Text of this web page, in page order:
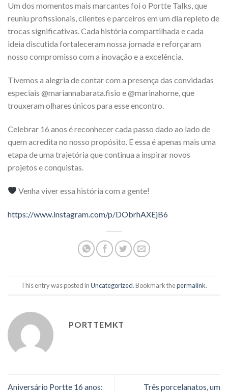
Um dos momentos mais marcantes foi o Portte Talks, que
reuniu profissionais, clientes e parceiros em um dia repleto de
trocas significativas. Cada história compartilhada e cada
ideia discutida fortaleceram nossa jornada e reforçaram
nosso compromisso com a inovação e a excelência.
Tivemos a alegria de contar com a presença das convidadas
especiais @mariannabarata.fisio e @marinahorne, que
trouxeram olhares únicos para esse encontro.
Celebrar 16 anos é reconhecer cada passo dado ao lado de
quem acredita no nosso propósito. E essa é apenas mais uma
etapa de uma trajetória que continua a inspirar novos
projetos e conquistas.
Venha viver essa história com a gente!
https://www.instagram.com/p/DObrhAXEjB6
This entry was posted inUncategorized. Bookmark thepermalink.
PORTTEMKT
Aniversário Portte 16 anos:
Três porcelanatos, um